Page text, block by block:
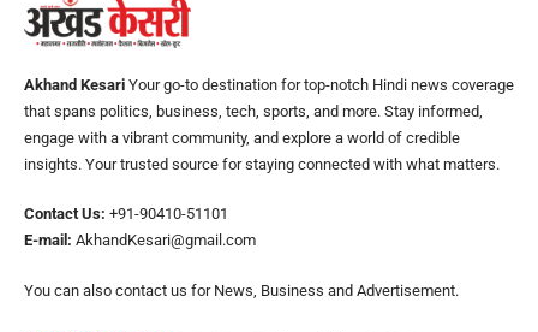
Akhand Kesari Your go-to destination for top-notch Hindi news coverage
that spans politics, business, tech, sports, and more. Stay informed,
engage with a vibrant community, and explore a world of credible
insights. Your trusted source for staying connected with what matters.
Contact Us: +91-90410-51101
E-mail: AkhandKesari@gmail.com
You can also contact us for News, Business and Advertisement.